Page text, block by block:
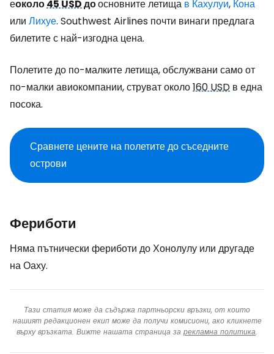
еоколо45 USDдоосновните летища в Кахулуи, Кона
или Лихуе. Southwest Airlines почти винаги предлага
билетите с най-изгодна цена.
Полетите до по-малките летища, обслужвани само от
по-малки авиокомпании, струват около160 USD в една
посока.
Сравнете цените на полетите до съседните
острови
Фериботи
Няма пътнически фериботи до Хонолулу или другаде
на Оаху.
Тази статия може да съдържа партньорски връзки, от които
нашият редакционен екип може да получи комисиони, ако кликнете
върху връзката. Вижте нашата страница за рекламна политика.